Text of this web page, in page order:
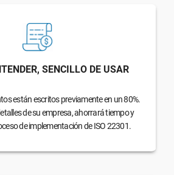
SENCILLO DE USAR
están escritos previamente en un 80%.
de su empresa, ahorrará tiempo y
de implementación de ISO 22301.